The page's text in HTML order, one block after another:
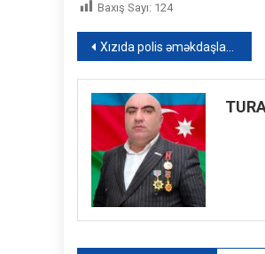
Baxış Sayı: 124
Yazı
naviqasiyası
Xızıda polis əməkdaşları şəhid ailələrini ziyarət ediblər – FOTO